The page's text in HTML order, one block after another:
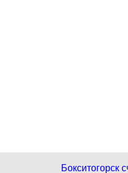
Бокситогорск